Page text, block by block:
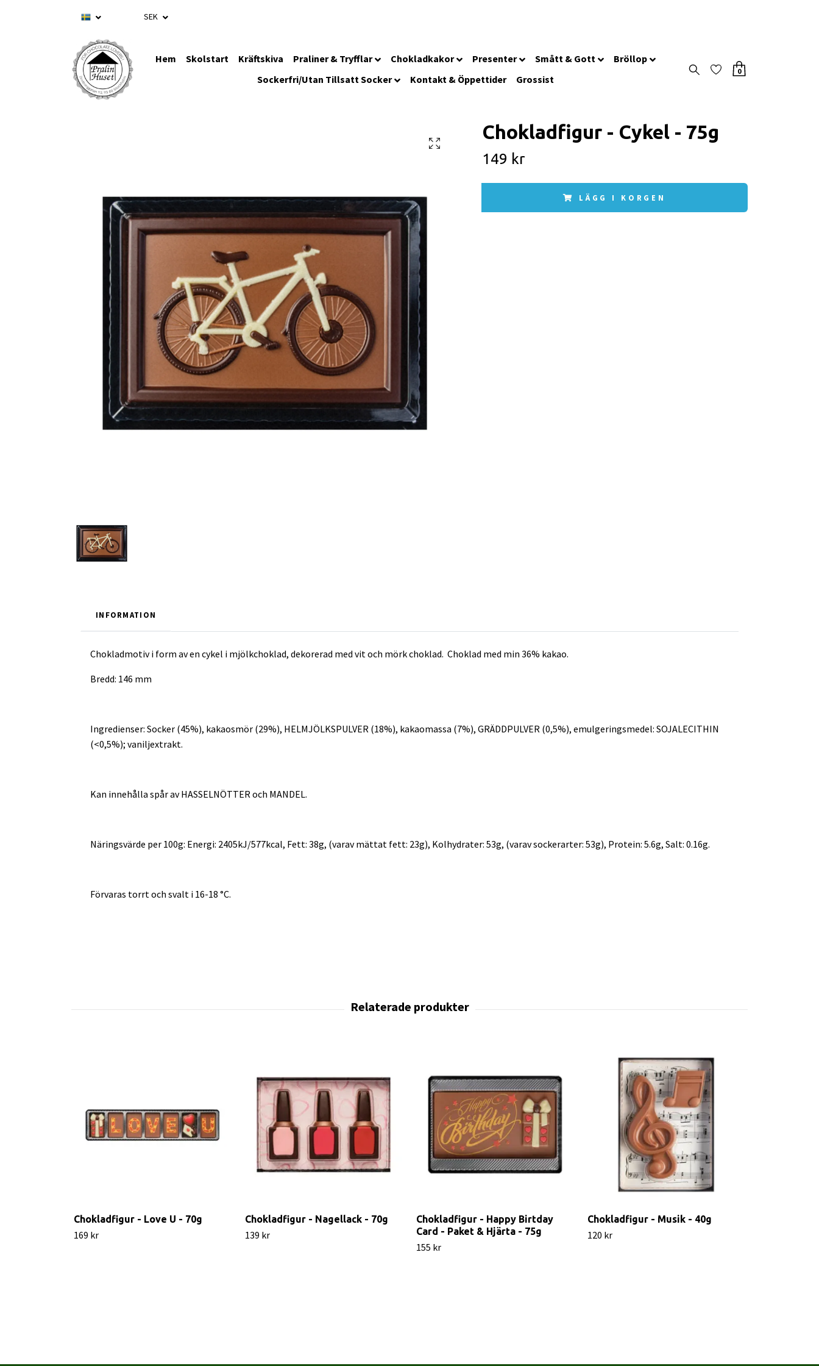
SEK
Hem Skolstart Kräftskiva Praliner & Tryfflar Chokladkakor Presenter Smått & Gott
Bröllop
Sockerfri/Utan Tillsatt Socker
Kontakt & Öppettider Grossist
0
Chokladfigur - Cykel - 75g
149 kr
LÄGG I KORGEN
INFORMATION
Chokladmotiv i form av en cykel i mjölkchoklad, dekorerad med vit och mörk choklad. Choklad med min 36% kakao.
Bredd: 146 mm
Ingredienser: Socker (45%), kakaosmör (29%), HELMJÖLKSPULVER (18%), kakaomassa (7%), GRÄDDPULVER (0,5%), emulgeringsmedel: SOJALECITHIN
(<0,5%); vaniljextrakt.
Kan innehålla spår av HASSELNÖTTER och MANDEL.
Näringsvärde per 100g: Energi: 2405kJ/577kcal, Fett: 38g, (varav mättat fett: 23g), Kolhydrater: 53g, (varav sockerarter: 53g), Protein: 5.6g, Salt: 0.16g.
Förvaras torrt och svalt i 16-18 °C.
Chokladfigur - Love U - 70g
169 kr
Chokladfigur - Nagellack - 70g
139 kr
Chokladfigur - Happy Birtday
Card - Paket & Hjärta - 75g
155 kr
Chokladfigur - Musik - 40g
120 kr